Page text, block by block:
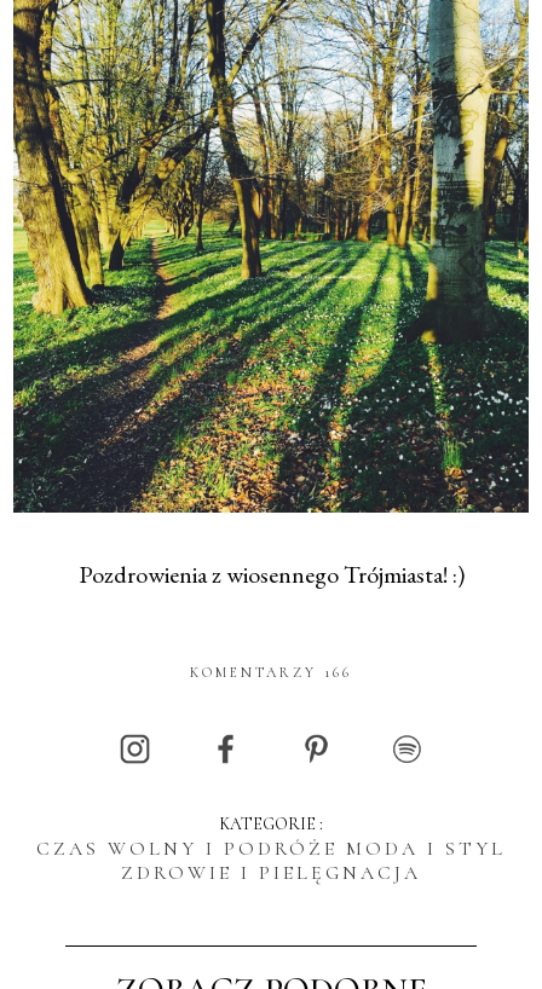
Pozdrowienia z wiosennego Trójmiasta! :)
KOMENTARZY 166
KATEGORIE :
CZAS WOLNY I PODRÓŻE MODA I STYL
ZDROWIE I PIELĘGNACJA